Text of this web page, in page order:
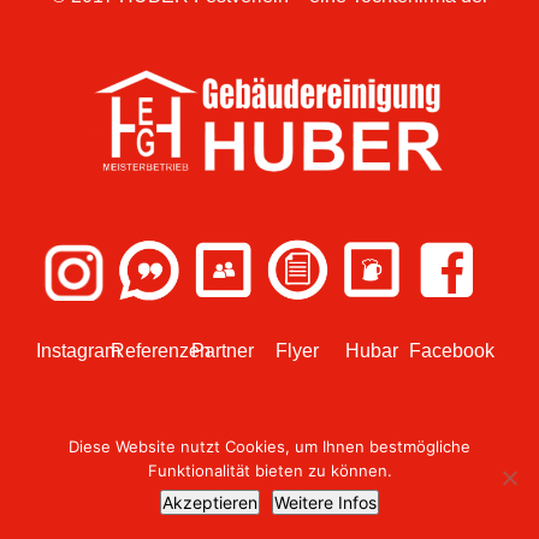
InstagramReferenzenPartner Flyer Hubar Facebook
© 2018 Design umgesetzt vonWEBish GmbH
Diese Website nutzt Cookies, um Ihnen bestmögliche
Funktionalität bieten zu können.
Akzeptieren Weitere Infos